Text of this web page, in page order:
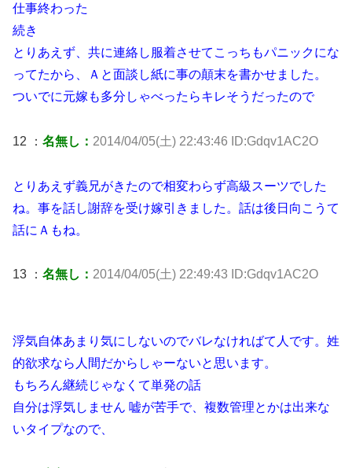
仕事終わった
続き
とりあえず、共に連絡し服着させてこっちもパニックにな
ってたから、Ａと面談し紙に事の顛末を書かせました。
ついでに元嫁も多分しゃべったらキレそうだったので
12 ： 名無し： 2014/04/05(土) 22:43:46 ID:Gdqv1AC2O
とりあえず義兄がきたので相変わらず高級スーツでした
ね。事を話し謝辞を受け嫁引きました。話は後日向こうて
話にＡもね。
13 ： 名無し： 2014/04/05(土) 22:49:43 ID:Gdqv1AC2O
浮気自体あまり気にしないのでバレなければて人です。姓
的欲求なら人間だからしゃーないと思います。
もちろん継続じゃなくて単発の話
自分は浮気しません 嘘が苦手で、複数管理とかは出来な
いタイプなので、